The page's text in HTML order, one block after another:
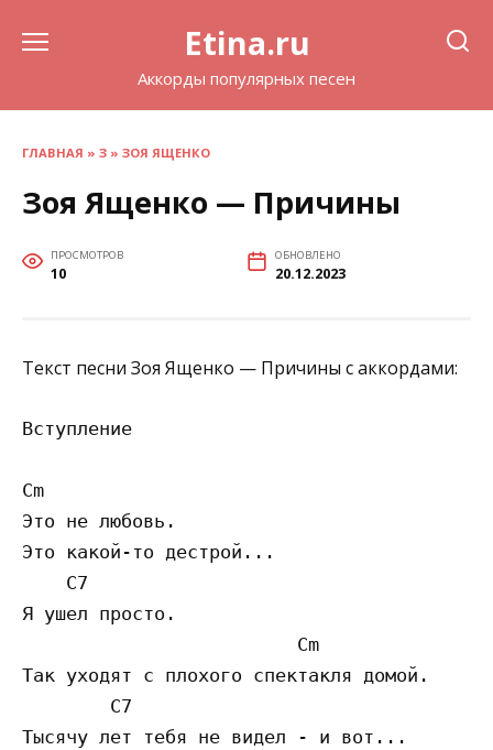
Etina.ru
Аккорды популярных песен
ГЛАВНАЯ » З » ЗОЯ ЯЩЕНКО
Зоя Ященко — Причины
ПРОСМОТРОВ
10
ОБНОВЛЕНО
20.12.2023
Текст песни Зоя Ященко — Причины с аккордами:
Вступление
Cm
Это не любовь.
Это какой-то дестрой...
    C7
Я ушел просто.
                         Cm
Так уходят с плохого спектакля домой.
        C7
Тысячу лет тебя не видел - и вот...